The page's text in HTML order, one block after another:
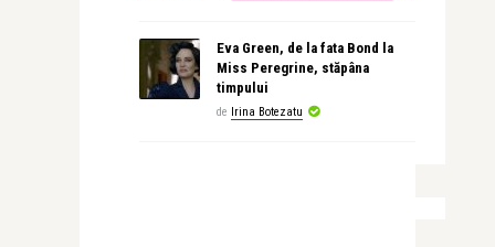
Eva Green, de la fata Bond la
Miss Peregrine, stăpâna
timpului
de Irina Botezatu